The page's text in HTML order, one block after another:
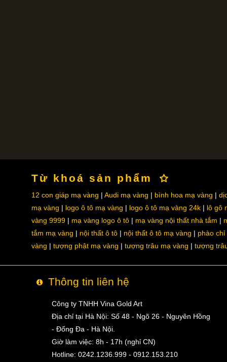
Từ khoá sản phẩm
12 con giáp mạ vàng Audi mạ vàng bình hoa mạ vàng
mạ vàng
logo ô tô mạ vàng logo ô tô mạ vàng 24k
lô gô
vàng 9999
mạ vàng logo ô tô mạ vàng nội thất nhà tắm
tắm mạ vàng
nội thất ô tô nội thất ô tô mạ vàng
phào chỉ
vàng
tượng phật mạ vàng tượng trâu mạ vàng tượng
Thông tin liên hệ
Công ty TNHH Vina Gold Art
Địa chỉ tại Hà Nội: Số 48 - Ngõ 26 - Nguyên Hồng
- Đống Đa - Hà Nội.
Giờ làm việc: 8h - 17h (nghỉ CN)
Hotline: 0242.1236.999 - 0912.153.210